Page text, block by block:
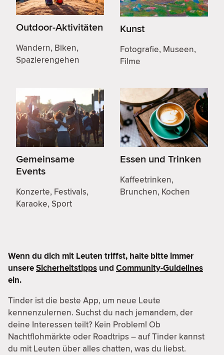
Outdoor-Aktivitäten
Wandern, Biken,
Spazierengehen
Kunst
Fotografie, Museen,
Filme
Gemeinsame
Events
Konzerte, Festivals,
Karaoke, Sport
Essen und Trinken
Kaffeetrinken,
Brunchen, Kochen
Wenn du dich mit Leuten triffst, halte bitte immer
unsereSicherheitstipps und Community-Guidelines
ein.
Tinder ist die beste App, um neue Leute
kennenzulernen. Suchst du nach jemandem, der
deine Interessen teilt? Kein Problem! Ob
Nachtflohmärkte oder Roadtrips – auf Tinder kannst
du mit Leuten über alles chatten, was du liebst.